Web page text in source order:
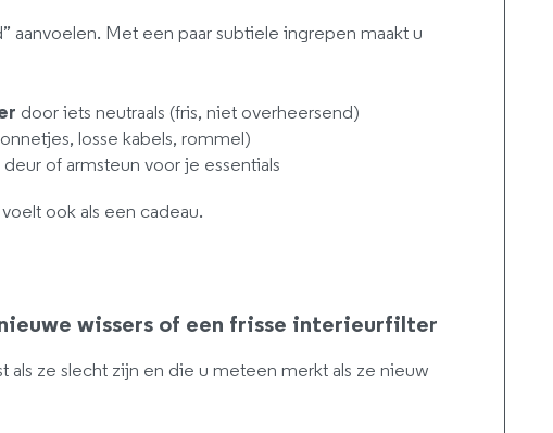
aanvoelen. Met een paar subtiele ingrepen maakt u
door iets neutraals (fris, niet overheersend)
losse kabels, rommel)
of armsteun voor je essentials
ook als een cadeau.
wissers of een frisse interieurfilter
als ze slecht zijn en die u meteen merkt als ze nieuw